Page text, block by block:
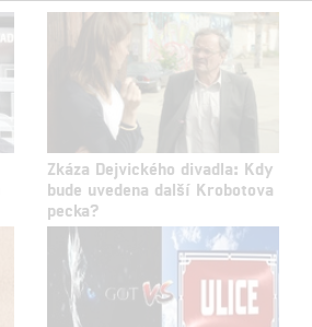
Zkáza Dejvického divadla: Kdy
bude uvedena další Krobotova
pecka?